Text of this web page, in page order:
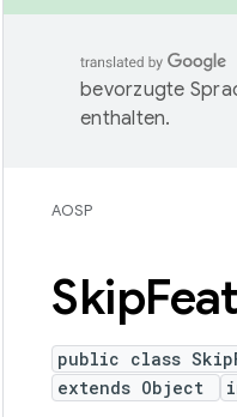
bevorzugte
enthalten.
AOSP
Skip
public class
extends Object